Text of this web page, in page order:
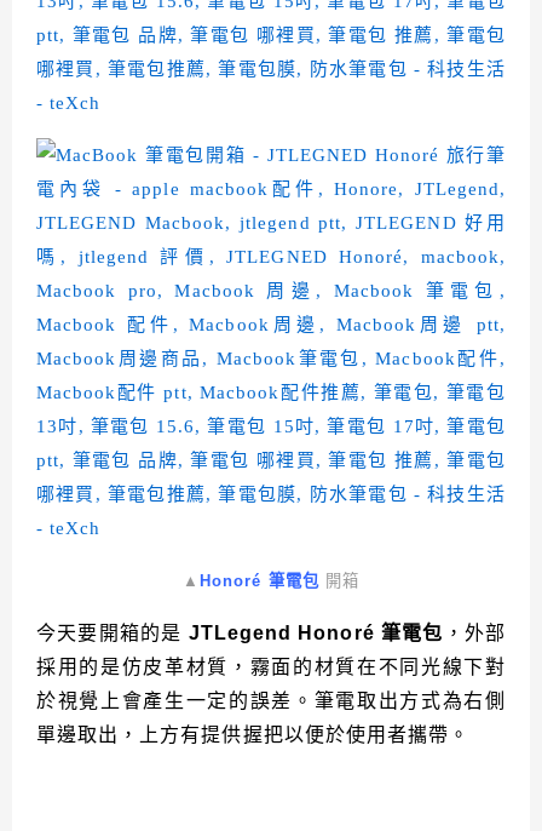
▲ Honoré 筆電包開箱
今天要開箱的是 JTLegend Honoré 筆電包 ，外部
採用的是仿皮革材質，霧面的材質在不同光線下對
於視覺上會產生一定的誤差。筆電取出方式為右側
單邊取出，上方有提供握把以便於使用者攜帶。